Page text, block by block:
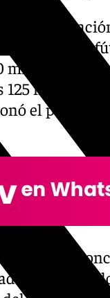
la
historia del
millones de
millones
el pasado
Unidos),